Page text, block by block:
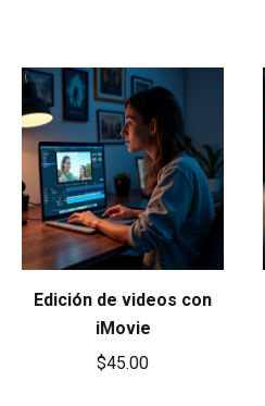
Edición de videos con
iMovie
$45.00